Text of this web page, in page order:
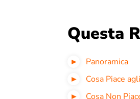
Questa
Panoramica
Cosa Piace
Cosa Non